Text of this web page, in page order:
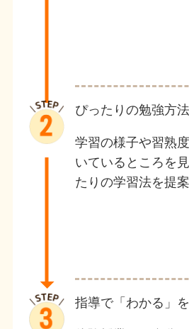
ぴったりの勉強方
学習の様子や習熟
いているところを
たりの学習法を提案
指導で「わかる」を